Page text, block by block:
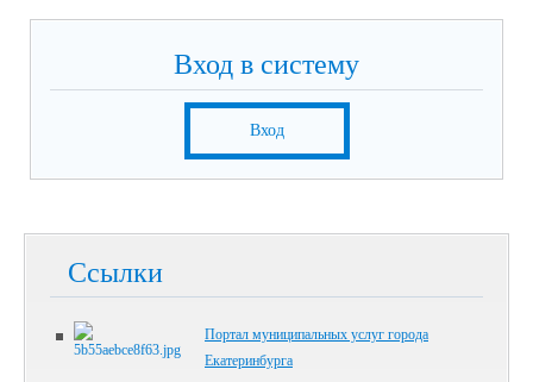
Вход в систему
Вход
Ссылки
Портал муниципальных услуг города
Екатеринбурга